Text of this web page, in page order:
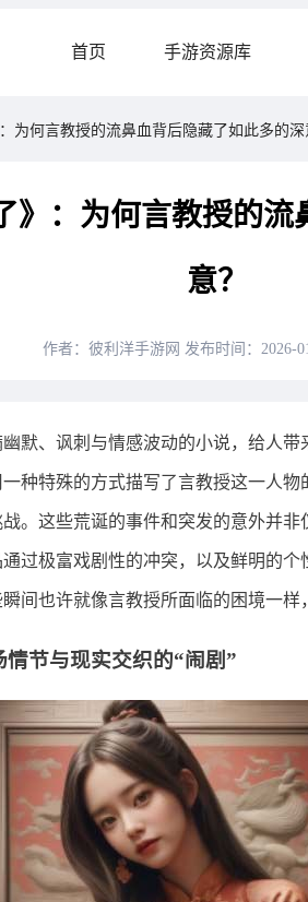
首页 手游资源库
为何言教授的流鼻血背后隐藏了如此多的深
》：为何言教授的
意？
作者：彼利洋手游网 发布时间：2026-
幽默、讽刺与情感波动的小说，给人
种特殊的方式描写了言教授这一人物
。这些荒诞的事件和突发的意外并
过极富戏剧性的冲突，以及鲜明的
间也许就像言教授所面临的困境一样
情节与现实交织的“闹剧”